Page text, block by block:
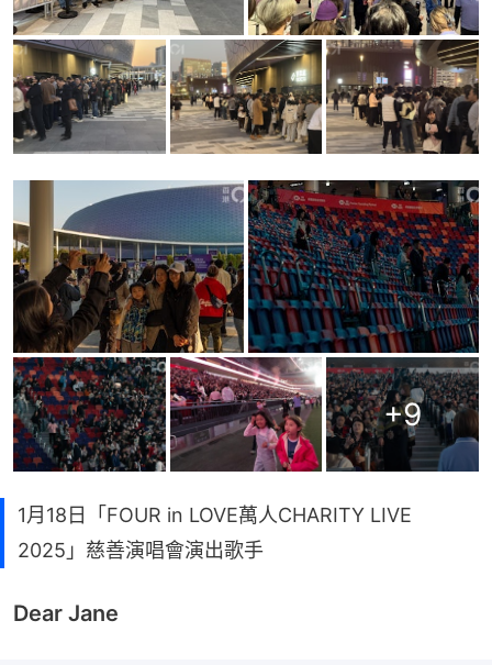
+9
1月18日「FOUR in LOVE萬人CHARITY LIVE
2025」慈善演唱會演出歌手
Dear Jane